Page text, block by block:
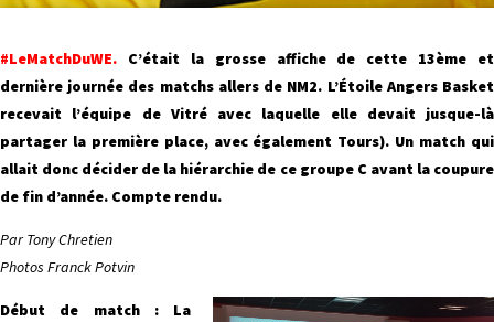
#LeMatchDuWE.
C’était la grosse affiche de cette 13ème et
dernière journée des matchs allers de NM2. L’Étoile Angers Basket
recevait l’équipe de Vitré avec laquelle elle devait jusque-là
partager la première place, avec également Tours). Un match qui
allait donc décider de la hiérarchie de ce groupe C avant la coupure
de fin d’année. Compte rendu.
Par Tony Chretien
Photos Franck Potvin
Début de match : La